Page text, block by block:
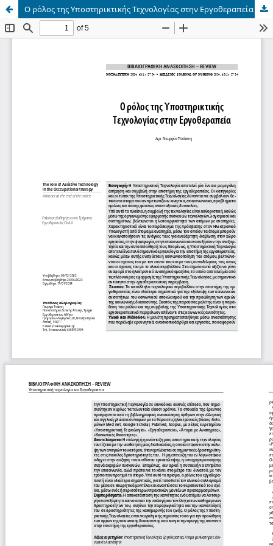
Ο ρόλος της Υποστηρικτικής Τεχνολογίας στην Εργοθεραπεία